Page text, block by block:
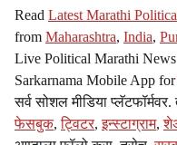
Read Latest Marathi
from Maharashtra, India,
Live Political Marathi
Sarkarnama Mobile App for
सर्व सोशल मीडिया
फेसबुक,ट्विटर,इन्स्टाग्राम,